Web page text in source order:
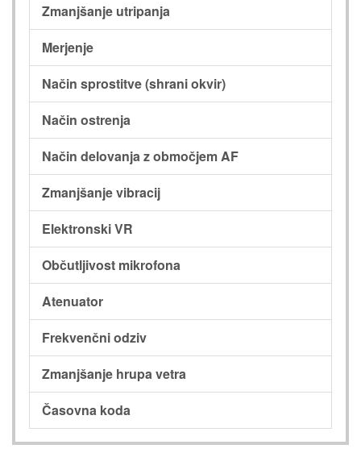
Zmanjšanje utripanja
Merjenje
Način sprostitve (shrani okvir)
Način ostrenja
Način delovanja z območjem AF
Zmanjšanje vibracij
Elektronski VR
Občutljivost mikrofona
Atenuator
Frekvenčni odziv
Zmanjšanje hrupa vetra
Časovna koda